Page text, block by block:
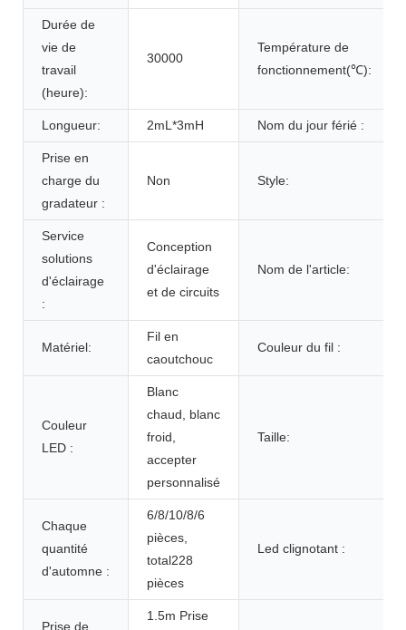
Durée de
vie de
travail
(heure):
30000
Température de
fonctionnement(℃):
Longueur: 2mL*3mH Nom du jour férié :
Prise en
charge du
gradateur :
Non Style:
Service
solutions
d'éclairage
:
Conception
d'éclairage
et de circuits
Nom de l'article:
Matériel:
Fil en
caoutchouc
Couleur du fil :
Couleur
LED :
Blanc
chaud, blanc
froid,
accepter
personnalisé
Taille:
Chaque
quantité
d'automne :
6/8/10/8/6
pièces,
total228
pièces
Led clignotant :
Prise de
1.5m Prise